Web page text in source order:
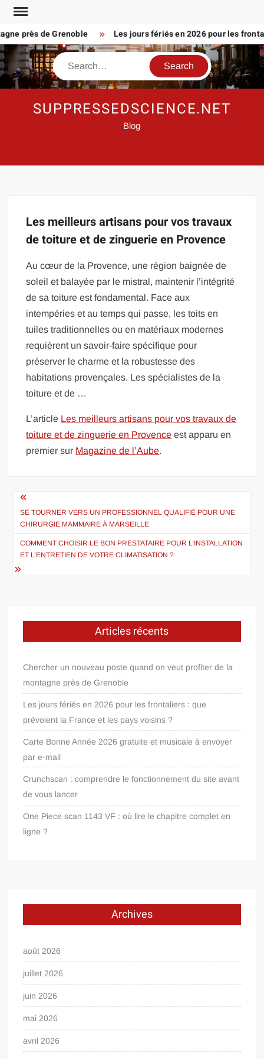
Skip
contentprès de Grenoble Les jours fériés en 2026 pour les
Search
SUPPRESSEDSCIENCE.NET
Blog
Les meilleurs artisans pour vos travaux
de toiture et de zinguerie en Provence
Au cœur de la Provence, une région baignée de
soleil et balayée par le mistral, maintenir l’intégrité
de sa toiture est fondamental. Face aux
intempéries et au temps qui passe, les toits en
tuiles traditionnelles ou en matériaux modernes
requièrent un savoir-faire spécifique pour
préserver le charme et la robustesse des
habitations provençales. Les spécialistes de la
toiture et de …
L’article Les meilleurs artisans pour vos travaux de
toiture et de zinguerie en Provence est apparu en
premier sur Magazine de l’Aube.
Navigation
de
l’article
SE TOURNER VERS UN PROFESSIONNEL QUALIFIÉ POUR UNE
CHIRURGIE MAMMAIRE À MARSEILLE
COMMENT CHOISIR LE BON PRESTATAIRE POUR L’INSTALLATION
ET L’ENTRETIEN DE VOTRE CLIMATISATION ?
Articles récents
Chercher un nouveau poste quand on veut profiter de la
montagne près de Grenoble
Les jours fériés en 2026 pour les frontaliers : que
prévoient la France et les pays voisins ?
Carte Bonne Année 2026 gratuite et musicale à envoyer
par e-mail
Crunchscan : comprendre le fonctionnement du site avant
de vous lancer
One Piece scan 1143 VF : où lire le chapitre complet en
ligne ?
Archives
août 2026
juillet 2026
juin 2026
mai 2026
avril 2026